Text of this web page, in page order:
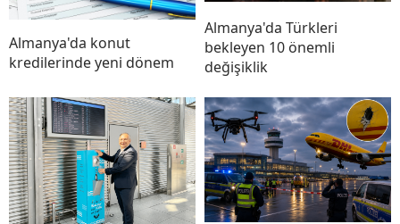
Almanya'da konut
kredilerinde yeni dönem
Almanya'da Türkleri
bekleyen 10 önemli
değişiklik